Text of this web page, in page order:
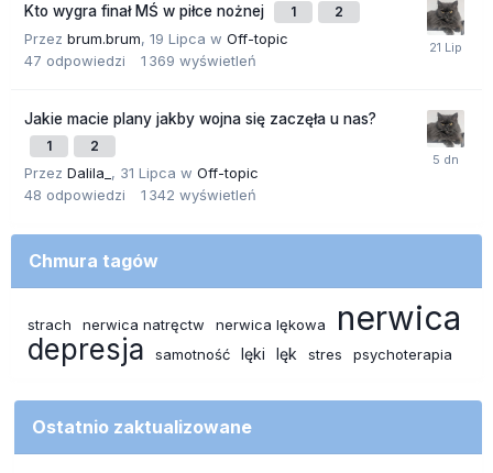
Kto wygra finał MŚ w piłce nożnej 1 2
Przez brum.brum, 19 Lipca w Off-topic
47 odpowiedzi 1 369 wyświetleń
Jakie macie plany jakby wojna się zaczęła u nas?
1 2
Przez Dalila_ , 31 Lipca w Off-topic
48 odpowiedzi 1 342 wyświetleń
Chmura tagów
strach nerwica natręctw nerwica lękowa nerwica
depresja samotność lęki lęk stres psychoterapia
Ostatnio zaktualizowane